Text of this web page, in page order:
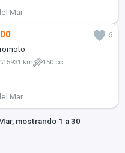
Mar
6
15931 km 150 cc
Mar
mostrando 1 a 30